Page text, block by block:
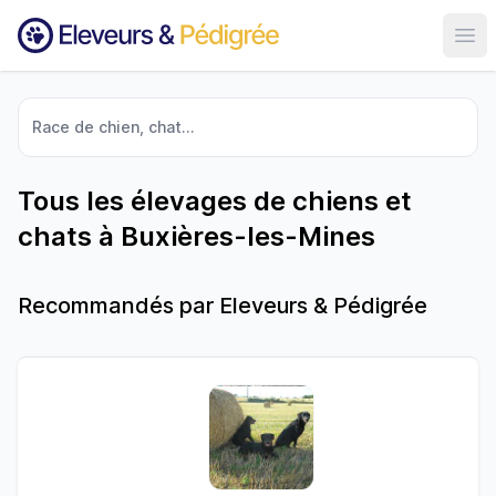
Race de chien, chat...
Tous les élevages de chiens et
chats à Buxières-les-Mines
Recommandés par Eleveurs & Pédigrée